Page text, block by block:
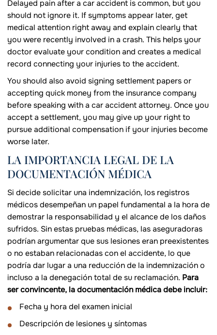
Delayed pain after a car accident is common, but you
should not ignore it. If symptoms appear later, get
medical attention right away and explain clearly that
you were recently involved in a crash. This helps your
doctor evaluate your condition and creates a medical
record connecting your injuries to the accident.
You should also avoid signing settlement papers or
accepting quick money from the insurance company
before speaking with a car accident attorney. Once you
accept a settlement, you may give up your right to
pursue additional compensation if your injuries become
worse later.
LA IMPORTANCIA LEGAL DE LA
DOCUMENTACIÓN MÉDICA
Si decide solicitar una indemnización, los registros
médicos desempeñan un papel fundamental a la hora de
demostrar la responsabilidad y el alcance de los daños
sufridos. Sin estas pruebas médicas, las aseguradoras
podrían argumentar que sus lesiones eran preexistentes
o no estaban relacionadas con el accidente, lo que
podría dar lugar a una reducción de la indemnización o
incluso a la denegación total de su reclamación. Para
ser convincente, la documentación médica debe incluir:
Fecha y hora del examen inicial
Descripción de lesiones y síntomas